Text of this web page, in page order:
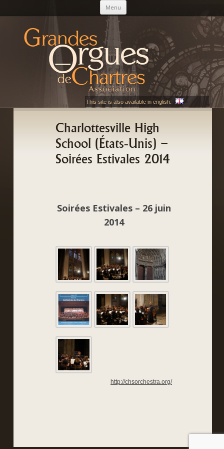
Menu Aller au contenu principal
AGOC
Les Grandes Orgues de Chartres
This site is also available in english.
Charlottesville High
School (États-Unis) –
Soirées Estivales 2014
Soirées Estivales – 26 juin
2014
http://chsorchestra.org/